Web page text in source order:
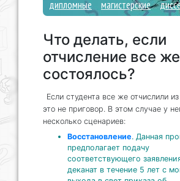
дипломные магистерские
Что делать, если
отчисление все же
состоялось?
Если студента все же отчислили из
это не приговор. В этом случае у
несколько сценариев:
Восстановление. Данная
предполагает подачу
соответствующего
деканат в течение 5 лет с